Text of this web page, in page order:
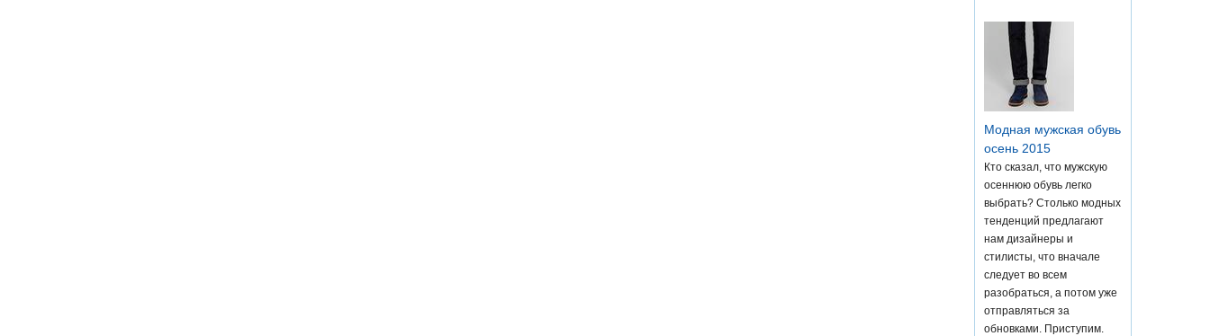
Модная мужская обувь
осень 2015
Кто сказал, что мужскую
осеннюю обувь легко
выбрать? Столько модных
тенденций предлагают
нам дизайнеры и
стилисты, что вначале
следует во всем
разобраться, а потом уже
отправляться за
обновками. Приступим.